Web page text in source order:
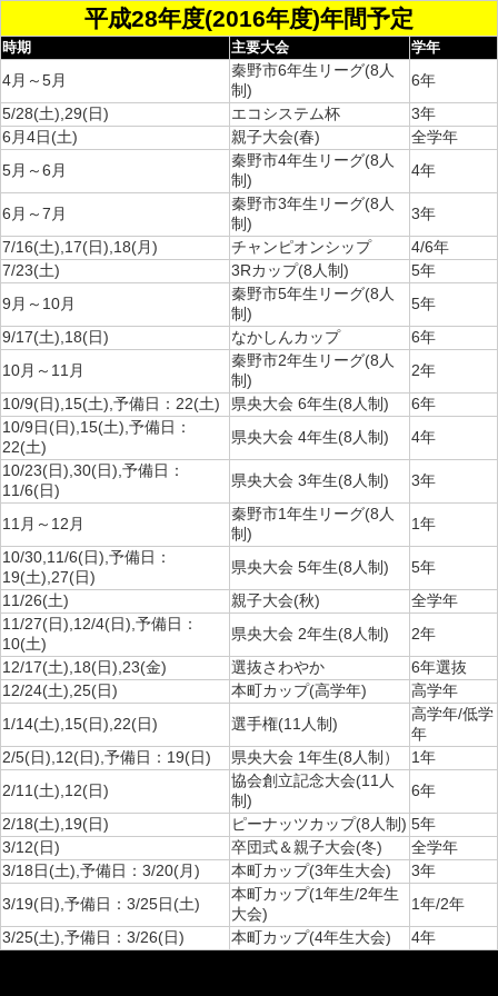
平成28年度(2016年度)年間予定
時期 主要大会 学年
4月～5月
秦野市6年生リーグ(8人
制)
6年
5/28(土),29(日)
エコシステム杯
3年
6月4日(土)
親子大会(春)
全学年
5月～6月
秦野市4年生リーグ(8人
制)
4年
6月～7月
秦野市3年生リーグ(8人
制)
3年
7/16(土),17(日),18(月)
チャンピオンシップ
4/6年
7/23(土)
3Rカップ(8人制)
5年
9月～10月
秦野市5年生リーグ(8人
制)
5年
9/17(土),18(日)
なかしんカップ
6年
10月～11月
秦野市2年生リーグ(8人
制)
2年
10/9(日),15(土),予備日：22(土)
県央大会 6年生(8人制)
6年
10/9日(日),15(土),予備日：
22(土)
県央大会 4年生(8人制)
4年
10/23(日),30(日),予備日：
11/6(日)
県央大会 3年生(8人制) 3年
11月～12月
秦野市1年生リーグ(8人
制)
1年
10/30,11/6(日),予備日：
19(土),27(日)
県央大会 5年生(8人制)
5年
11/26(土)
親子大会(秋)
全学年
11/27(日),12/4(日),予備日：
10(土)
県央大会 2年生(8人制)
2年
12/17(土),18(日),23(金)
選抜さわやか
6年選抜
12/24(土),25(日)
本町カップ(高学年)
高学年
1/14(土),15(日),22(日)
選手権(11人制)
高学年/低学
年
2/5(日),12(日),予備日：19(日)
県央大会 1年生(8人制）
1年
2/11(土),12(日)
協会創立記念大会(11人
制)
6年
2/18(土),19(日)
ピーナッツカップ(8人制) 5年
3/12(日)
卒団式＆親子大会(冬)
全学年
3/18日(土),予備日：3/20(月)
本町カップ(3年生大会)
3年
3/19(日),予備日：3/25日(土)
本町カップ(1年生/2年生
大会)
1年/2年
3/25(土),予備日：3/26(日)
本町カップ(4年生大会) 4年